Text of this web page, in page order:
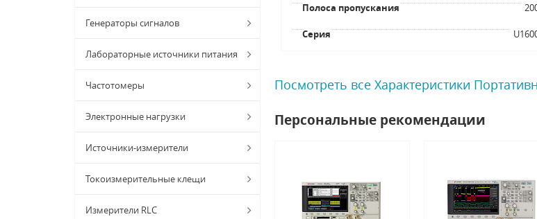
Генераторы сигналов
Лабораторные источники питания
Частотомеры
Электронные нагрузки
Источники-измерители
Токоизмерительные клещи
Измерители RLC
Полоса пропускания
Серия
Посмотреть все Характеристики
Персональные рекомендации